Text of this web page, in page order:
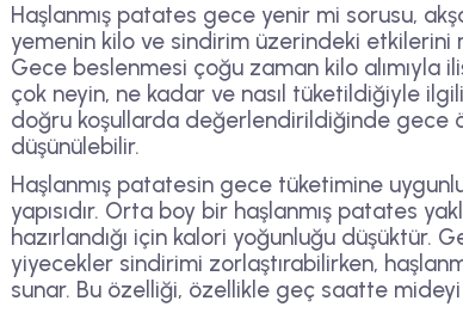
Haşlanmış patates gece yenir mi sorusu,
yemenin kilo ve sindirim üzerindeki
Gece beslenmesi çoğu zaman kilo alımıyla
çok neyin, ne kadar ve nasıl tüketildiğiyle
doğru koşullarda değerlendirildiğinde gece
düşünülebilir.
Haşlanmış patatesin gece tüketimine
yapısıdır. Orta boy bir haşlanmış patates
hazırlandığı için kalori yoğunluğu düşüktür.
yiyecekler sindirimi zorlaştırabilirken,
sunar. Bu özelliği, özellikle geç saatte